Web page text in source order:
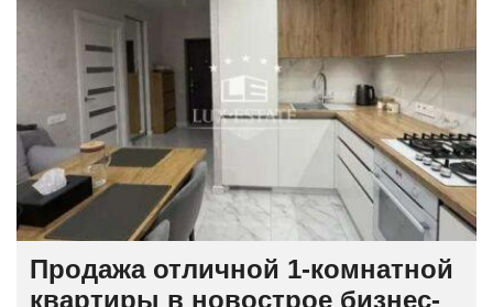
Продажа отличной 1-комнатной
квартиры в новострое бизнес-